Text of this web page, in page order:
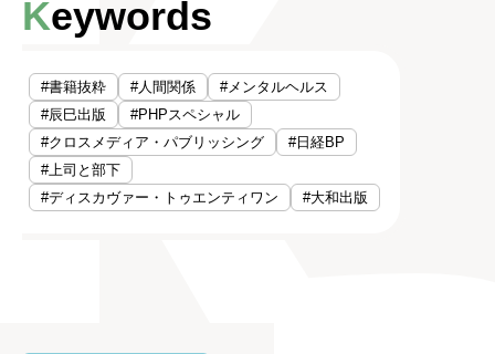
Keywords
#書籍抜粋 #人間関係
#メンタルヘルス
#辰巳出版
#PHPスペシャル
#クロスメディア・パブリッシング
#日経BP
#上司と部下
#ディスカヴァー・トゥエンティワン
#大和出版